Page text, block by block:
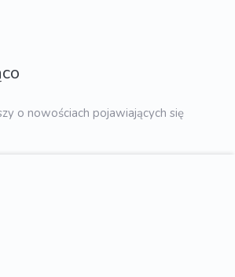
o nowościach pojawiających się